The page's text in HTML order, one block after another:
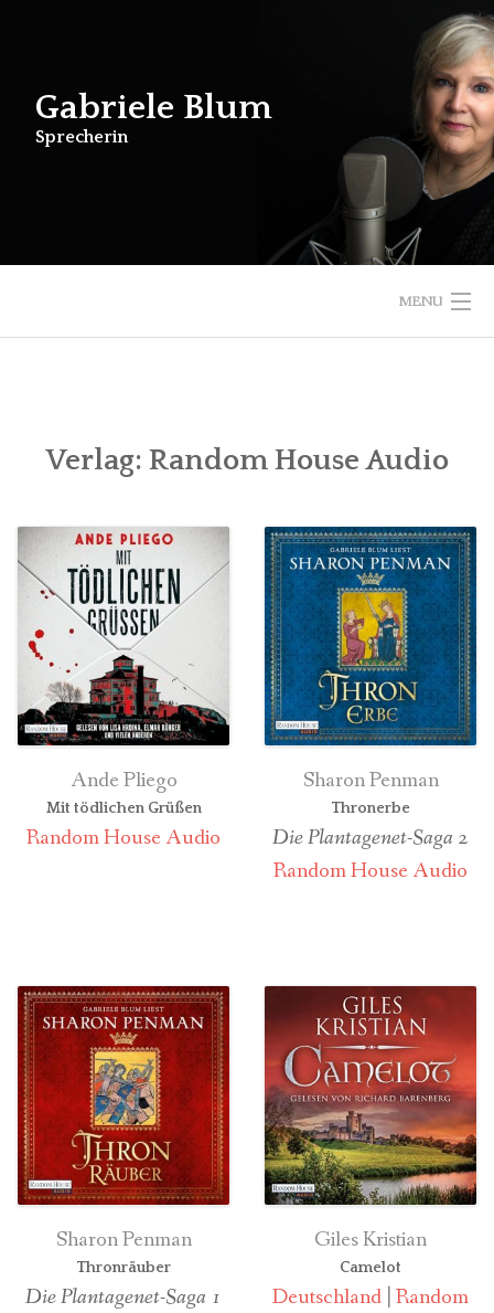
Gabriele Blum
Sprecherin
MENU
ÜBER MICH
Verlag: Random House Audio
Ande Pliego
Mit tödlichen Grüßen
Random House Audio
Sharon Penman
Thronerbe
Die Plantagenet-Saga 2
Random House Audio
Sharon Penman
Thronräuber
Die Plantagenet-Saga 1
Giles Kristian
Camelot
Deutschland Random